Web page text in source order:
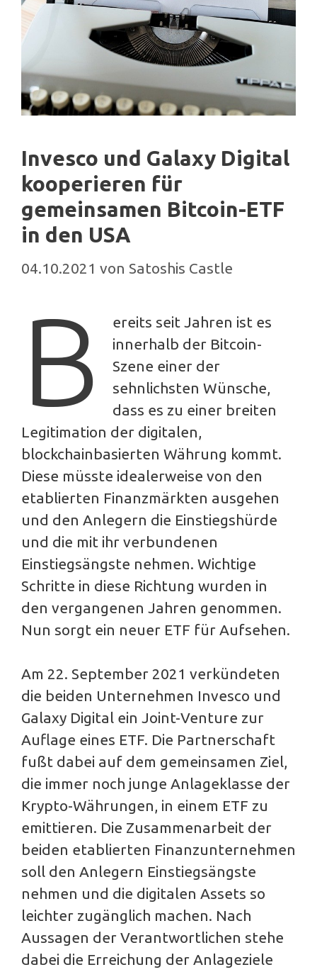
Invesco und Galaxy Digital
kooperieren für
gemeinsamen Bitcoin-ETF
in den USA
04.10.2021 von Satoshis Castle
B
ereits seit Jahren ist es
innerhalb der Bitcoin-
Szene einer der
sehnlichsten Wünsche,
dass es zu einer breiten
Legitimation der digitalen,
blockchainbasierten Währung kommt.
Diese müsste idealerweise von den
etablierten Finanzmärkten ausgehen
und den Anlegern die Einstiegshürde
und die mit ihr verbundenen
Einstiegsängste nehmen. Wichtige
Schritte in diese Richtung wurden in
den vergangenen Jahren genommen.
Nun sorgt ein neuer ETF für Aufsehen.
Am 22. September 2021 verkündeten
die beiden Unternehmen Invesco und
Galaxy Digital ein Joint-Venture zur
Auflage eines ETF. Die Partnerschaft
fußt dabei auf dem gemeinsamen Ziel,
die immer noch junge Anlageklasse der
Krypto-Währungen, in einem ETF zu
emittieren. Die Zusammenarbeit der
beiden etablierten Finanzunternehmen
soll den Anlegern Einstiegsängste
nehmen und die digitalen Assets so
leichter zugänglich machen. Nach
Aussagen der Verantwortlichen stehe
dabei die Erreichung der Anlageziele